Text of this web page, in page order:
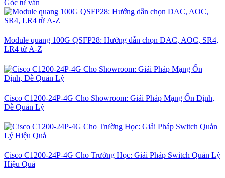
Góc tư vấn
Module quang 100G QSFP28: Hướng dẫn chọn DAC, AOC, SR4,
LR4 từ A-Z
Cisco C1200-24P-4G Cho Showroom: Giải Pháp Mạng Ổn Định,
Dễ Quản Lý
Cisco C1200-24P-4G Cho Trường Học: Giải Pháp Switch Quản Lý
Hiệu Quả